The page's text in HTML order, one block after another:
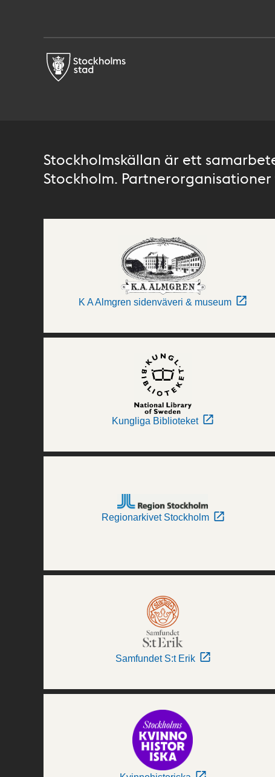
Stockholmskällan är ett
Stockholm.
K A Almgren sidenväveri & museum
Kungliga Biblioteket
Regionarkivet Stockholm
Samfundet S:t Erik